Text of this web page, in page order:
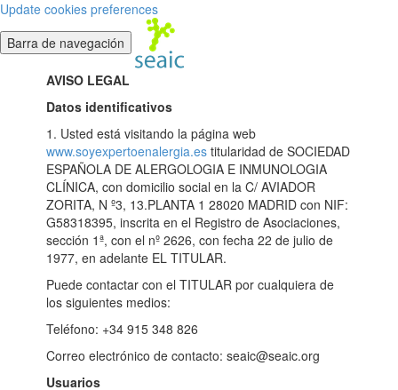
Update cookies preferences
Barra de navegación
AVISO LEGAL
Datos identificativos
1. Usted está visitando la página web
www.soyexpertoenalergia.es titularidad de SOCIEDAD
ESPAÑOLA DE ALERGOLOGIA E INMUNOLOGIA
CLÍNICA, con domicilio social en la C/ AVIADOR
ZORITA, N º3, 13.PLANTA 1 28020 MADRID con NIF:
G58318395, inscrita en el Registro de Asociaciones,
sección 1ª, con el nº 2626, con fecha 22 de julio de
1977, en adelante EL TITULAR.
Puede contactar con el TITULAR por cualquiera de
los siguientes medios:
Teléfono: +34 915 348 826
Correo electrónico de contacto: seaic@seaic.org
Usuarios